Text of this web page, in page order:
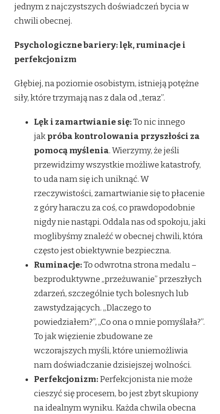
jednym z najczystszych doświadczeń bycia w
chwili obecnej.
Psychologiczne bariery: lęk, ruminacje i
perfekcjonizm
Głębiej, na poziomie osobistym, istnieją potężne
siły, które trzymają nas z dala od „teraz”.
Lęk i zamartwianie się:To nic innego
jakpróba kontrolowania przyszłości za
pomocą myślenia. Wierzymy, że jeśli
przewidzimy wszystkie możliwe katastrofy,
to uda nam się ich uniknąć. W
rzeczywistości, zamartwianie się to płacenie
z góry haraczu za coś, co prawdopodobnie
nigdy nie nastąpi. Oddala nas od spokoju, jaki
moglibyśmy znaleźć w obecnej chwili, która
często jest obiektywnie bezpieczna.
Ruminacje:To odwrotna strona medalu –
bezproduktywne „przeżuwanie” przeszłych
zdarzeń, szczególnie tych bolesnych lub
zawstydzających. „Dlaczego to
powiedziałem?”, „Co ona o mnie pomyślała?”.
To jak więzienie zbudowane ze
wczorajszych myśli, które uniemożliwia
nam doświadczanie dzisiejszej wolności.
Perfekcjonizm:Perfekcjonista nie może
cieszyć się procesem, bo jest zbyt skupiony
na idealnym wyniku. Każda chwila obecna